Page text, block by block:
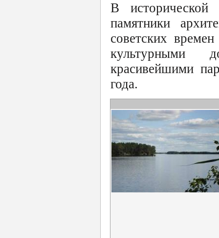
В исторической
памятники
советских
культурными
красивейшими
года.